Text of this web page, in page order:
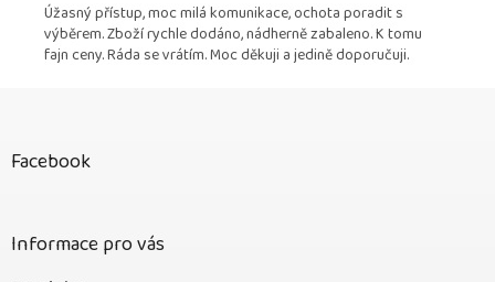
Úžasný přístup, moc milá komunikace, ochota poradit s
výběrem. Zboží rychle dodáno, nádherně zabaleno. K tomu
fajn ceny. Ráda se vrátím. Moc děkuji a jedině doporučuji.
Facebook
Informace pro vás